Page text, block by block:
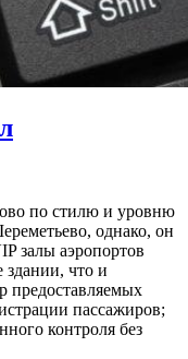
по стилю и уровню
однако, он
залы аэропортов
что и
предоставляемых
пассажиров;
контроля без